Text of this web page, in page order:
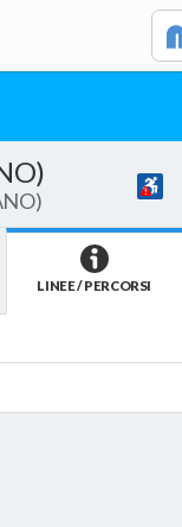
LINEE / PERCORSI